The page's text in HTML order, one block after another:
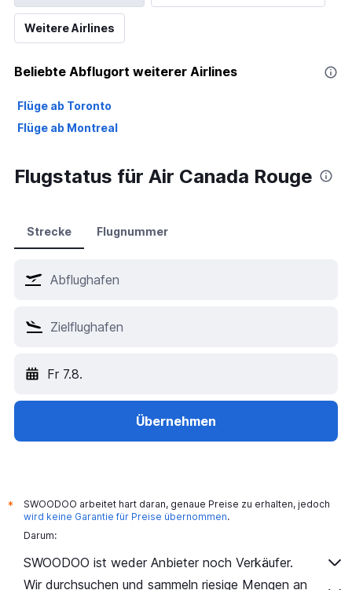
Weitere Airlines
Beliebte Abflugort weiterer Airlines
Flüge ab Toronto
Flüge ab Montreal
Flugstatus für Air Canada Rouge
Strecke Flugnummer
Fr 7.8.
Übernehmen
*
SWOODOO arbeitet hart daran, genaue Preise zu erhalten, jedoch
wird keine Garantie für Preise übernommen.
Darum:
SWOODOO ist weder Anbieter noch Verkäufer.
Wir durchsuchen und sammeln riesige Mengen an